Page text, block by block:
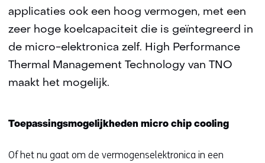
applicaties ook een hoog vermogen, met een
zeer hoge koelcapaciteit die is geïntegreerd in
de micro-elektronica zelf. High Performance
Thermal Management Technology van TNO
maakt het mogelijk.
Toepassingsmogelijkheden micro chip cooling
Of het nu gaat om de vermogenselektronica in een